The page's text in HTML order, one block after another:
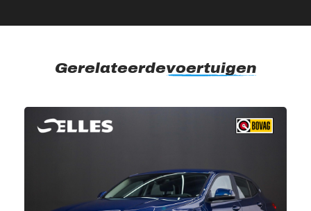
Gerelateerdevoertuigen